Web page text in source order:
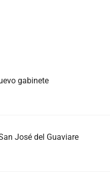
gabinete
José del Guaviare